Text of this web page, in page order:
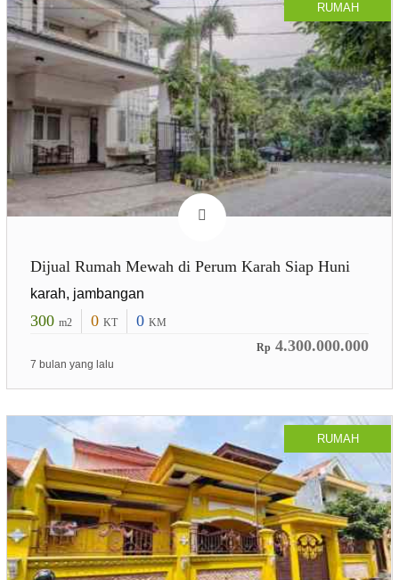
RUMAH
Dijual Rumah Mewah di Perum Karah Siap Huni
karah, jambangan
300 m2 0 KT 0 KM
Rp 4.300.000.000
7 bulan yang lalu
RUMAH